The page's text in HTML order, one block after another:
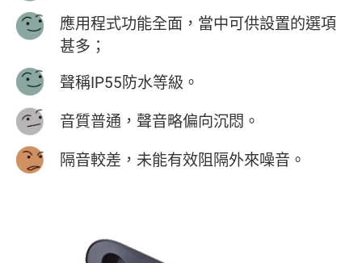
應用程式功能全面，當中可供設置的選項
甚多；
聲稱IP55防水等級。
音質普通，聲音略偏向沉悶。
隔音較差，未能有效阻隔外來噪音。